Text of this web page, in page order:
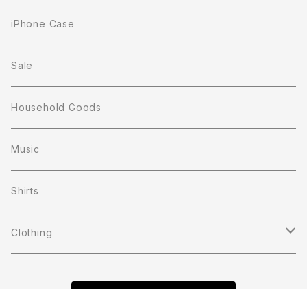
iPhone Case
Sale
Household Goods
Music
Shirts
Clothing